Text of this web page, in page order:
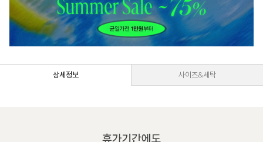
상세정보 사이즈&세탁